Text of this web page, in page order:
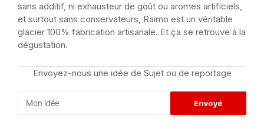
sans additif, ni exhausteur de goût ou aromes artificiels,
et surtout sans conservateurs, Raimo est un véritable
glacier 100% fabrication artisanale. Et ça se retrouve à la
dégustation.
Envoyez-nous une idée de Sujet ou de reportage